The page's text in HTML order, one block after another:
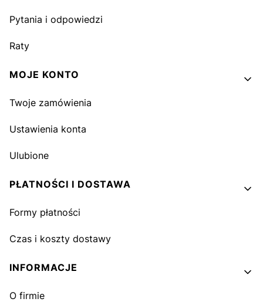
Pytania i odpowiedzi
Raty
MOJE KONTO
Twoje zamówienia
Ustawienia konta
Ulubione
PŁATNOŚCI I DOSTAWA
Formy płatności
Czas i koszty dostawy
INFORMACJE
O firmie